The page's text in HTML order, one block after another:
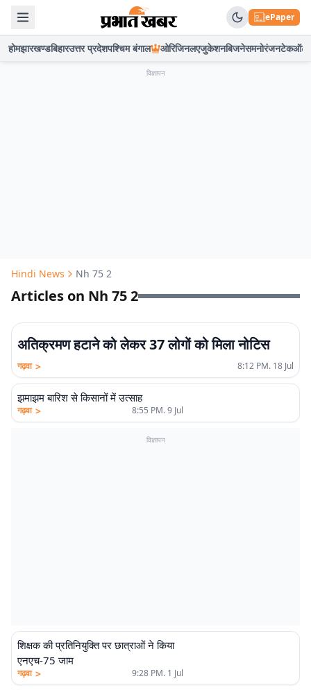
ePaper
होमझारखण्डबिहारउत्तर प्रदेशपश्चिम बंगाल ओरिजिनलएजुकेशनबिजनेसमनोरंजनटेकऑटो
विज्ञापन
Hindi News Nh 75 2
Articles on Nh 75 2
अतिक्रमण हटाने को लेकर 37 लोगों को मिला नोटिस
गढ़वा > 8:12 PM. 18 Jul
झमाझम बारिश से किसानों में उत्साह
गढ़वा > 8:55 PM. 9 Jul
विज्ञापन
शिक्षक की प्रतिनियुक्ति पर छात्राओं ने किया
एनएच-75 जाम
गढ़वा > 9:28 PM. 1 Jul